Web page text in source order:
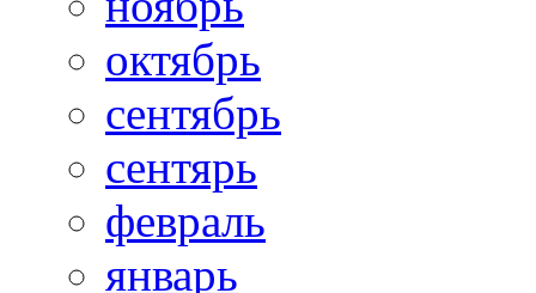
октябрь
сентябрь
сентярь
февраль
январь